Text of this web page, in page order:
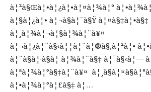
à¦²à§Œà¦•à¦¿à¦•à¦¤à¦¾à¦°
à¦§à¦¿à¦• à¦¬à§à¦¯à§Ÿ à¦¤à§‡à¦•à§‡
à¦¸à¦¾à¦¬à¦§à¦¾à¦¨à¥¤
à¦¬à¦¿à¦¨à§‹à¦¦à¦¨à¦®à§‚à¦²à¦•
à¦¨à§à¦·à§à¦ à¦¾à¦¨à§‡ à¦¯à§‹à¦—
à¦ªà¦¾à¦°à§‡à¦¨à¥¤
à¦•à¦¾à¦°à¦£à§‡ à¦…